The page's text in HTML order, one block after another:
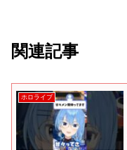
関連記事
ホロライブ